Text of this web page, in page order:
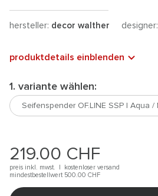
hersteller: decor walther designer:
produktdetails einblenden
1. variante wählen:
219.00 CHF
preis inkl. mwst. |
kostenloser versand
mindestbestellwert 500.00 CHF